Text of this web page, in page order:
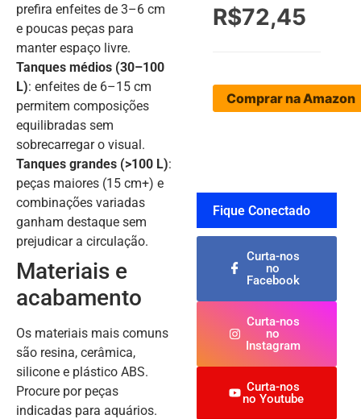
prefira enfeites de 3–6 cm
e poucas peças para
manter espaço livre.
Tanques médios (30–100
L): enfeites de 6–15 cm
permitem composições
equilibradas sem
sobrecarregar o visual.
Tanques grandes (>100 L):
peças maiores (15 cm+) e
combinações variadas
ganham destaque sem
prejudicar a circulação.
Materiais e
acabamento
Os materiais mais comuns
são resina, cerâmica,
silicone e plástico ABS.
Procure por peças
indicadas para aquários.
R$72,45
Comprar na Amazon
Fique Conectado
Curta-nos
no
Facebook
Curta-nos
no
Instagram
Curta-nos
no Youtube